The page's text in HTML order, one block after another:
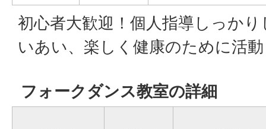
初心者大歓迎！個人指導しっか
いあい、楽しく健康のために活
フォークダンス教室の詳細